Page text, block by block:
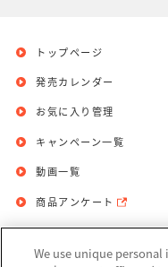
トップページ
発売カレンダー
お気に入り管理
キャンペーン一覧
動画一覧
商品アンケート
We use unique